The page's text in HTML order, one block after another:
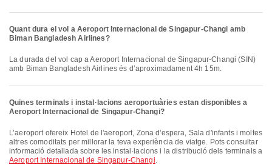
Quant dura el vol a Aeroport Internacional de Singapur-Changi amb
Biman Bangladesh Airlines?
La durada del vol cap a Aeroport Internacional de Singapur-Changi (SIN)
amb Biman Bangladesh Airlines és d’aproximadament 4h 15m.
Quines terminals i instal·lacions aeroportuàries estan disponibles a
Aeroport Internacional de Singapur-Changi?
L’aeroport ofereix Hotel de l'aeroport, Zona d'espera, Sala d'infants i moltes
altres comoditats per millorar la teva experiència de viatge. Pots consultar
informació detallada sobre les instal·lacions i la distribució dels terminals a
Aeroport Internacional de Singapur-Changi.